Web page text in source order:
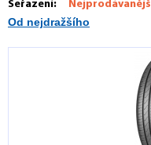
Seřazení:
Od nejdražšího